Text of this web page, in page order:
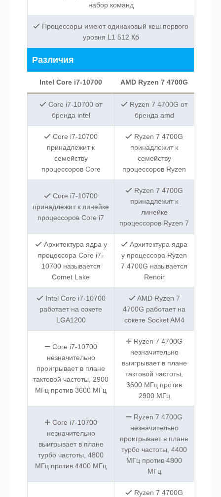
набор команд
Процессоры имеют одинаковый кеш первого
уровня L1 512 Кб
Различия
Intel Core i7-10700 AMD Ryzen 7 4700G
Core i7-10700 от
бренда intel
Ryzen 7 4700G от
бренда amd
Core i7-10700
принадлежит к
семейству
процессоров Core
Ryzen 7 4700G
принадлежит к
семейству
процессоров Ryzen
Core i7-10700
принадлежит к линейке
процессоров Core i7
Ryzen 7 4700G
принадлежит к
линейке
процессоров Ryzen 7
Архитектура ядра у
процессора Core i7-
10700 называется
Comet Lake
Архитектура ядра
у процессора Ryzen
7 4700G называется
Renoir
Intel Core i7-10700
работает на сокете
LGA1200
AMD Ryzen 7
4700G работает на
сокете Socket AM4
Core i7-10700
незначительно
проигрывает в плане
тактовой частоты, 2900
МГц против 3600 МГц
Ryzen 7 4700G
незначительно
выигрывает в плане
тактовой частоты,
3600 МГц против
2900 МГц
Core i7-10700
незначительно
выигрывает в плане
турбо частоты, 4800
МГц против 4400 МГц
Ryzen 7 4700G
незначительно
проигрывает в плане
турбо частоты, 4400
МГц против 4800
МГц
Ryzen 7 4700G